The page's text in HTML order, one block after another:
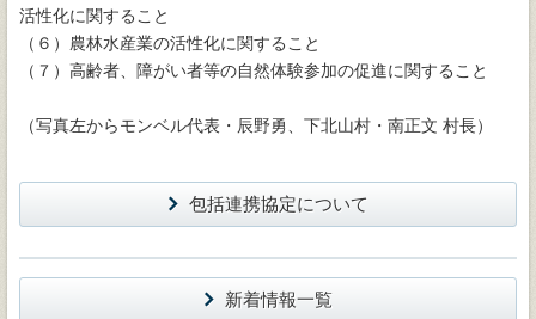
活性化に関すること
（６）農林水産業の活性化に関すること
（７）高齢者、障がい者等の自然体験参加の促進に関すること
（写真左からモンベル代表・辰野勇、下北山村・南正文 村長）
包括連携協定について
新着情報一覧